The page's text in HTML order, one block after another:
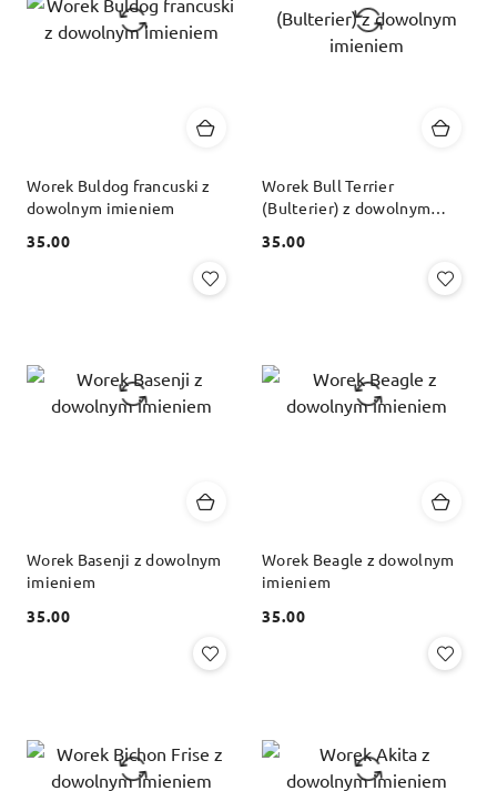
Worek Buldog francuski z
dowolnym imieniem
Cena:
35.00
Worek Bull Terrier
(Bulterier) z dowolnym
Cena:
35.00
Worek Basenji z dowolnym
imieniem
Cena:
35.00
Worek Beagle z dowolnym
imieniem
Cena:
35.00